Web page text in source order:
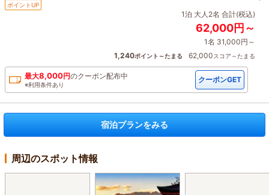
ポイントUP
1泊 大人2名 合計(税込)
62,000円～
1名 31,000円～
1,240ポイント～たまる 62,000スコア～たまる
最大8,000円のクーポン配布中
※利用条件あり
クーポンGET
宿泊プランをみる
周辺のスポット情報